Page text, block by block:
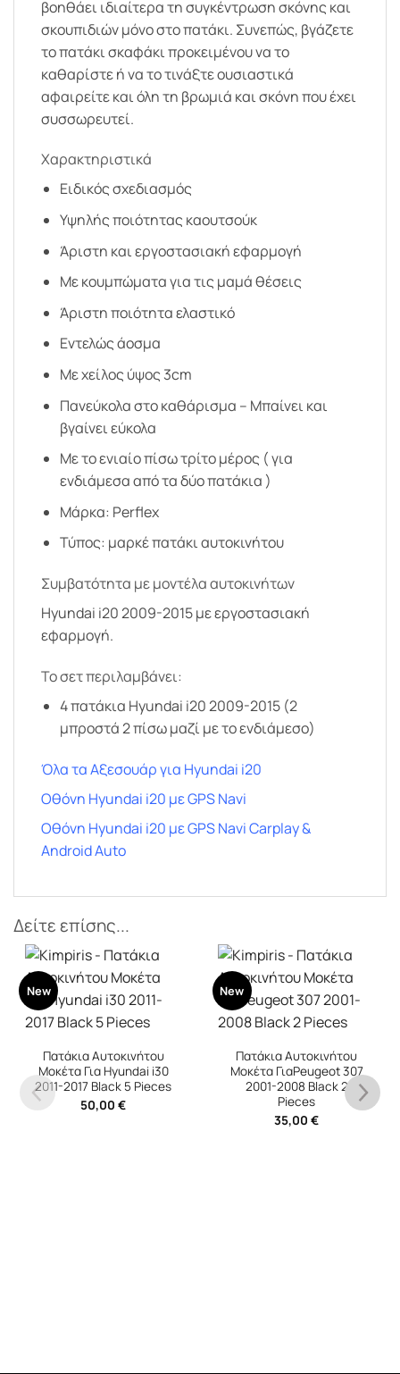
βοηθάει ιδιαίτερα τη συγκέντρωση σκόνης και
σκουπιδιών μόνο στο πατάκι. Συνεπώς, βγάζετε
το πατάκι σκαφάκι προκειμένου να το
καθαρίστε ή να το τινάξτε ουσιαστικά
αφαιρείτε και όλη τη βρωμιά και σκόνη που έχει
συσσωρευτεί.
Χαρακτηριστικά
Ειδικός σχεδιασμός
Υψηλής ποιότητας καουτσούκ
Άριστη και εργοστασιακή εφαρμογή
Με κουμπώματα για τις μαμά θέσεις
Άριστη ποιότητα ελαστικό
Εντελώς άοσμα
Με χείλος ύψος 3cm
Πανεύκολα στο καθάρισμα – Μπαίνει και
βγαίνει εύκολα
Με το ενιαίο πίσω τρίτο μέρος ( για
ενδιάμεσα από τα δύο πατάκια )
Μάρκα: Perflex
Τύπος: μαρκέ πατάκι αυτοκινήτου
Συμβατότητα με μοντέλα αυτοκινήτων
Hyundai i20 2009-2015 με εργοστασιακή
εφαρμογή.
Το σετ περιλαμβάνει:
4 πατάκια Hyundai i20 2009-2015 (2
μπροστά 2 πίσω μαζί με το ενδιάμεσο)
Όλα τα Αξεσουάρ για Hyundai i20
Οθόνη Hyundai i20 με GPS Navi
Οθόνη Hyundai i20 με GPS Navi Carplay &
Android Auto
Δείτε επίσης...
New
Πατάκια Αυτοκινήτου
Μοκέτα ΓιαPeugeot 307
2001-2008 Black 2
Pieces
New